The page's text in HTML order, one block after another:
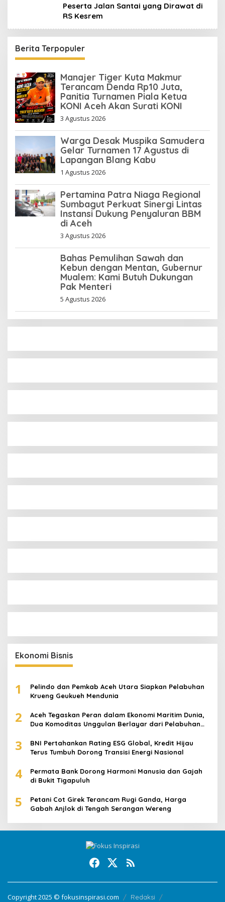
Peserta Jalan Santai yang Dirawat di
RS Kesrem
Berita Terpopuler
Manajer Tiger Kuta Makmur
Terancam Denda Rp10 Juta,
Panitia Turnamen Piala Ketua
KONI Aceh Akan Surati KONI
3 Agustus 2026
Warga Desak Muspika Samudera
Gelar Turnamen 17 Agustus di
Lapangan Blang Kabu
1 Agustus 2026
Pertamina Patra Niaga Regional
Sumbagut Perkuat Sinergi Lintas
Instansi Dukung Penyaluran BBM
di Aceh
3 Agustus 2026
Bahas Pemulihan Sawah dan
Kebun dengan Mentan, Gubernur
Mualem: Kami Butuh Dukungan
Pak Menteri
5 Agustus 2026
Ekonomi Bisnis
1
Pelindo dan Pemkab Aceh Utara Siapkan Pelabuhan
Krueng Geukueh Mendunia
2
Aceh Tegaskan Peran dalam Ekonomi Maritim Dunia,
Dua Komoditas Unggulan Berlayar dari Pelabuhan
3
BNI Pertahankan Rating ESG Global, Kredit Hijau
Terus Tumbuh Dorong Transisi Energi Nasional
4
Permata Bank Dorong Harmoni Manusia dan Gajah
di Bukit Tigapuluh
5
Petani Cot Girek Terancam Rugi Ganda, Harga
Gabah Anjlok di Tengah Serangan Wereng
Copyright 2025 © fokusinspirasi.com
Redaksi